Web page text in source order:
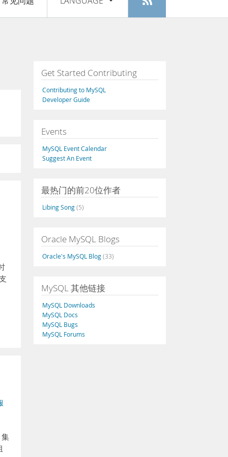
|注册
Français
Italiano
Русский
Português
Get Started Contributing
Contributing to MySQL
Developer Guide
Events
MySQL Event Calendar
Suggest An Event
最热门的前20位作者
Libing Song(5)
Oracle MySQL Blogs
Oracle's MySQL Blog(33)
MySQL 其他链接
MySQL Downloads
MySQL Docs
MySQL Bugs
MySQL Forums